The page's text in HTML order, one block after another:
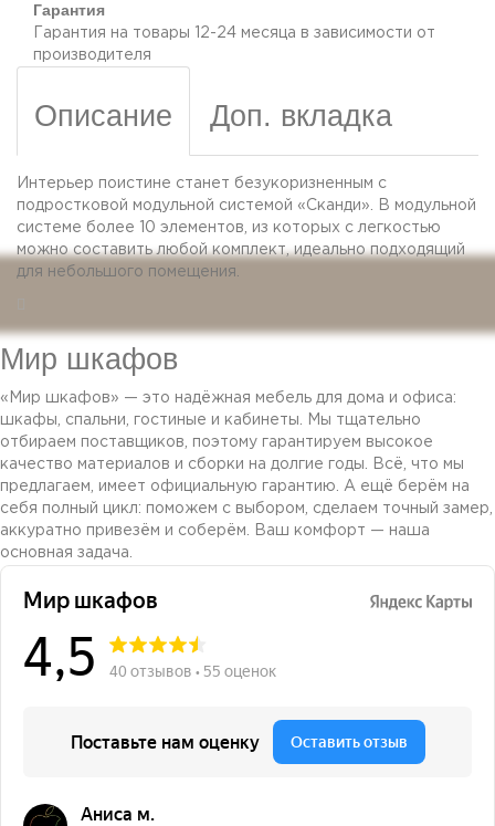
Гарантия
Гарантия на товары 12-24 месяца в зависимости от
производителя
Описание Доп. вкладка
Интерьер поистине станет безукоризненным с
подростковой модульной системой «Сканди». В модульной
системе более 10 элементов, из которых с легкостью
можно составить любой комплект, идеально подходящий
для небольшого помещения.
Мир шкафов
«Мир шкафов» — это надёжная мебель для дома и офиса:
шкафы, спальни, гостиные и кабинеты. Мы тщательно
отбираем поставщиков, поэтому гарантируем высокое
качество материалов и сборки на долгие годы. Всё, что мы
предлагаем, имеет официальную гарантию. А ещё берём на
себя полный цикл: поможем с выбором, сделаем точный замер,
аккуратно привезём и соберём. Ваш комфорт — наша
основная задача.